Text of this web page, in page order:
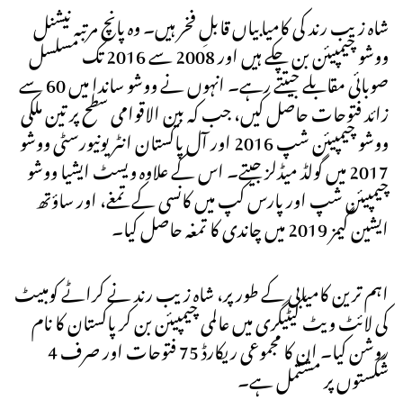
شاہ زیب رند کی کامیابیاں قابلِ فخر ہیں۔ وہ پانچ مرتبہ نیشنل
ووشو چیمپیئن بن چکے ہیں اور 2008 سے 2016 تک مسلسل
صوبائی مقابلے جیتتے رہے۔ انہوں نے ووشو ساندا میں 60 سے
زائد فتوحات حاصل کیں، جب کہ بین الاقوامی سطح پر تین ملکی
ووشو چیمپیئن شپ 2016 اور آل پاکستان انٹر یونیورسٹی ووشو
2017 میں گولڈ میڈلز جیتے۔ اس کے علاوہ ویسٹ ایشیا ووشو
چیمپیئن شپ اور پارس کپ میں کانسی کے تمغے، اور ساؤتھ
ایشین گیمز 2019 میں چاندی کا تمغہ حاصل کیا۔
اہم ترین کامیابی کے طور پر، شاہ زیب رند نے کراٹے کومبیٹ
کی لائٹ ویٹ کیٹیگری میں عالمی چیمپیئن بن کر پاکستان کا نام
روشن کیا۔ ان کا مجموعی ریکارڈ 75 فتوحات اور صرف 4
شکستوں پر مشتمل ہے۔